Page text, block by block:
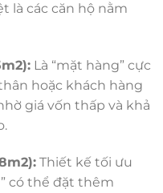
là các căn hộ nằm
Là “mặt hàng” cực
hoặc khách hàng
giá vốn thấp và khả
Thiết kế tối ưu
có thể đặt thêm